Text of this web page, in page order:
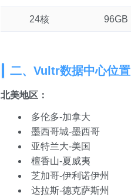
24核 96GB
二、Vultr数据中心位置
北美地区：
多伦多-加拿大
墨西哥城-墨西哥
亚特兰大-美国
檀香山-夏威夷
芝加哥-伊利诺伊州
达拉斯-德克萨斯州